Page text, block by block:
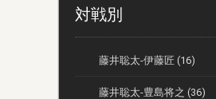
対戦別
藤井聡太-伊藤匠 (16)
藤井聡太-豊島将之 (36)